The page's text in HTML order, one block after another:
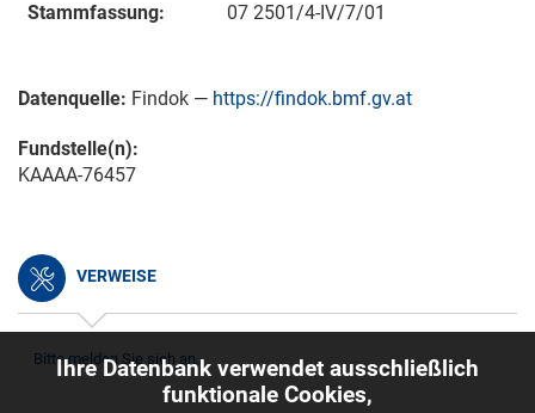
Stammfassung:
07 2501/4-IV/7/01
Datenquelle: Findok — https://findok.bmf.gv.at
Fundstelle(n):
KAAAA-76457
VERWEISE
Bitte melden Sie sich an.
Ihre Datenbank verwendet ausschließlich
funktionale Cookies,